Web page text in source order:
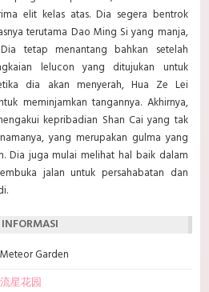
elit kelas atas. Dia segera bentrok
terutama Dao Ming Si yang manja,
tetap menantang bahkan setelah
lelucon yang ditujukan untuk
dia akan menyerah, Hua Ze Lei
meminjamkan tangannya. Akhirnya,
kepribadian Shan Cai yang tak
yang merupakan gulma yang
Dia juga mulai melihat hal baik dalam
jalan untuk persahabatan dan
INFORMASI
Garden
流星花园